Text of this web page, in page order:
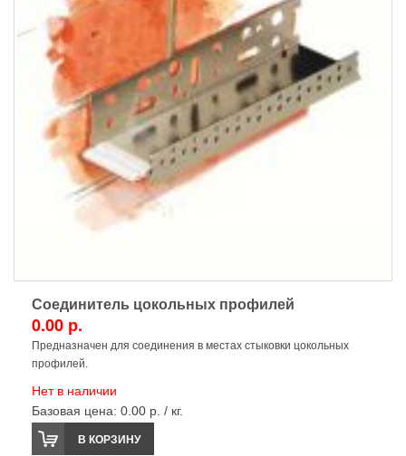
Соединитель цокольных профилей
0.00 р.
Предназначен для соединения в местах стыковки цокольных
профилей.
Нет в наличии
Базовая цена: 0.00 р. / кг.
В КОРЗИНУ